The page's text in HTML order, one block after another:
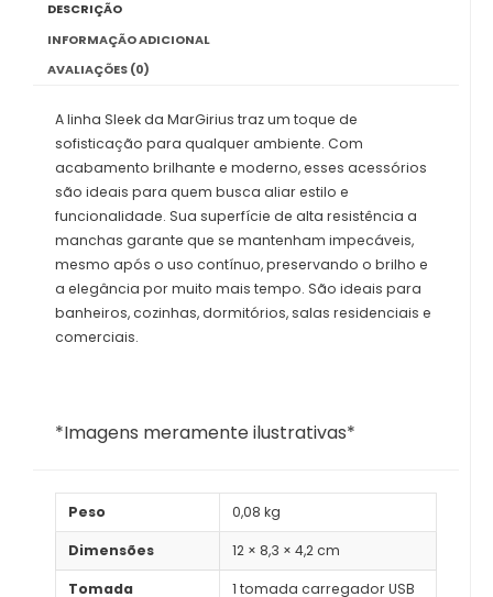
DESCRIÇÃO
INFORMAÇÃO ADICIONAL
AVALIAÇÕES (0)
A linha Sleek da MarGirius traz um toque de
sofisticação para qualquer ambiente. Com
acabamento brilhante e moderno, esses acessórios
são ideais para quem busca aliar estilo e
funcionalidade. Sua superfície de alta resistência a
manchas garante que se mantenham impecáveis,
mesmo após o uso contínuo, preservando o brilho e
a elegância por muito mais tempo. São ideais para
banheiros, cozinhas, dormitórios, salas residenciais e
comerciais.
*Imagens meramente ilustrativas*
Peso 0,08 kg
Dimensões 12 × 8,3 × 4,2 cm
Tomada 1 tomada carregador USB